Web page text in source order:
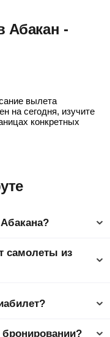
Абакан -
вылета
на сегодня, изучите
конкретных
самолеты из
слетать –
вас будет
затратами.